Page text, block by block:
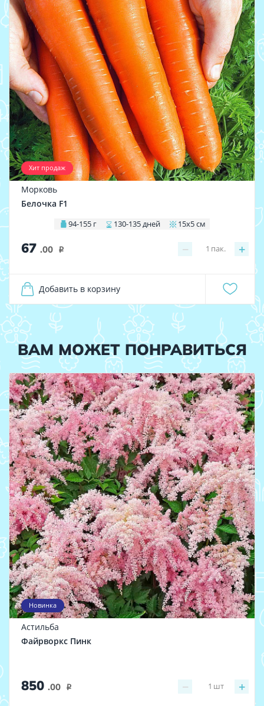
Хит продаж
Морковь
Белочка F1
94-155 г 130-135 дней 15х5 см
67 .00 i − +
1 пак.
Добавить в корзину
ВАМ МОЖЕТ ПОНРАВИТЬСЯ
Новинка
Астильба
Файрворкс Пинк
850 .00 i − +
1 шт